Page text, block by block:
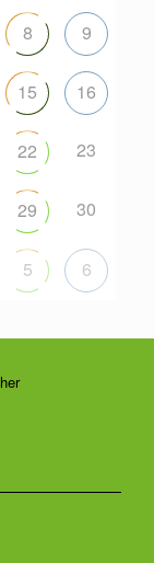
8 9
15 16
22 23
29 30
5 6